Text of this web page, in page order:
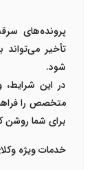
پرونده‌های
تأخیر
شود.
در این شرایط،
متخصص را
برای شما روشن
خدمات ویژه